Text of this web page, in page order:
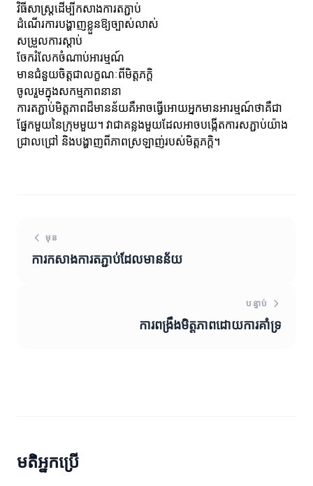
វិធីសាស្ត្រដើម្បីកសាងការតភ្ជាប់
ដំណើរការបង្ហាញខ្លួនឱ្យច្បាស់លាស់
សម្រួលការស្ដាប់
ចែករំលែកចំណាប់អារម្មណ៍
មានជំនួយចិត្តជាលក្ខណៈពីមិត្តភក្តិ
ចូលរួមក្នុងសកម្មភាពនានា
ការតភ្ជាប់មិត្តភាពដ៏មានន័យគឺអាចធ្វើអោយអ្នកមានអារម្មណ៍ថាគឺជា
ផ្នែកមួយនៃក្រុមមួយ។ វាជាគន្លងមួយដែលអាចបង្កើតការសភ្ជាប់យ៉ាង
ជ្រាលជ្រៅ និងបង្ហាញពីភាពស្រឡាញ់របស់មិត្តភក្តិ។
មុន
ការកសាងការតភ្ជាប់ដែលមានន័យ
បន្ទាប់
ការពង្រឹងមិត្តភាពដោយការគាំទ្រ
មតិអ្នកប្រើ